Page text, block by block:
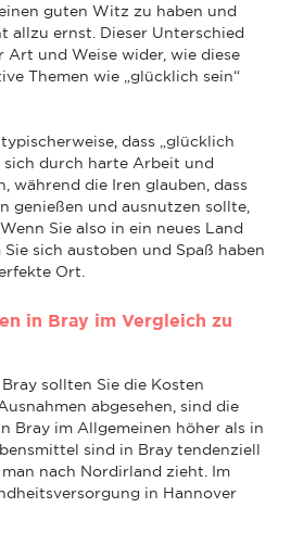
guten Witz zu haben und
allzu ernst. Dieser Unterschied
Art und Weise wider, wie diese
Themen wie „glücklich sein“
dass „glücklich
sich durch harte Arbeit und
während die Iren glauben, dass
genießen und ausnutzen sollte,
Sie also in ein neues Land
sich austoben und Spaß haben
Ort.
in Bray im Vergleich zu
sollten Sie die Kosten
abgesehen, sind die
Bray im Allgemeinen höher als in
sind in Bray tendenziell
nach Nordirland zieht. Im
in Hannover